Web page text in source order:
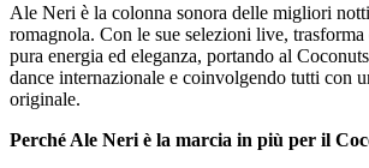
Ale Neri è la colonna sonora delle migliori
romagnola. Con le sue selezioni live,
pura energia ed eleganza, portando al
dance internazionale e coinvolgendo tutti con
originale.
Perché Ale Neri è la marcia in più per il